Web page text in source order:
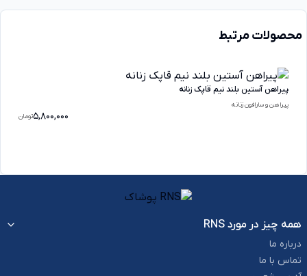
محصولات مرتبط
پیراهن آستین بلند نیم قاپک زنانه
پیراهن و سارافون زنانه
5,800,000تومان
همه چیز در مورد RNS
درباره ما
تماس با ما